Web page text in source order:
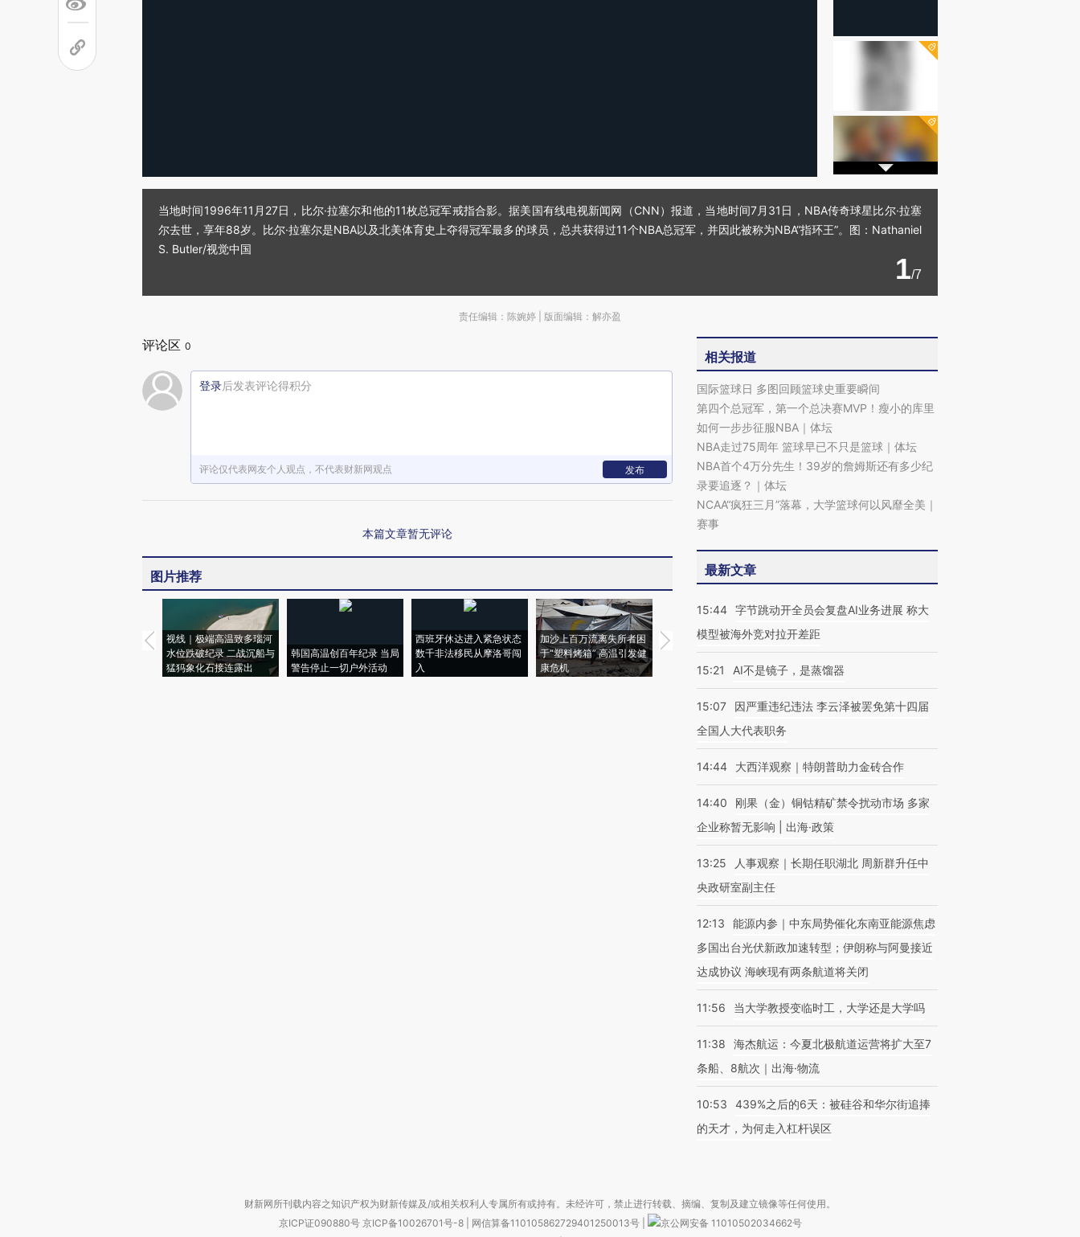
当地时间1996年11月27日，比尔·拉塞尔和他的11枚总冠军戒指合影。据美国有线电视新闻网（CNN）报道，当地时间7月31日，NBA传奇球星比尔·拉塞
尔去世，享年88岁。比尔·拉塞尔是NBA以及北美体育史上夺得冠军最多的球员，总共获得过11个NBA总冠军，并因此被称为NBA“指环王”。图：Nathaniel
S. Butler/视觉中国
1/7
责任编辑：陈婉婷 | 版面编辑：解亦盈
评论区 0
登录后发表评论得积分
评论仅代表网友个人观点，不代表财新网观点 发布
本篇文章暂无评论
图片推荐
视线｜极端高温致多瑙河
水位跌破纪录 二战沉船与
猛犸象化石接连露出
韩国高温创百年纪录 当局
警告停止一切户外活动
西班牙休达进入紧急状态
数千非法移民从摩洛哥闯
入
加沙上百万流离失所者困
于“塑料烤箱” 高温引发健
康危机
视线｜HYROX的吸金
术：是什么让中产们甘
心“花钱找虐”？
马航飞行员跨国走私7万
粒摇头丸 尿检体内含3种
毒品
度Z世代 用街头抗争将教
相关报道
国际篮球日 多图回顾篮球史重要瞬间
第四个总冠军，第一个总决赛MVP！瘦小的库里
如何一步步征服NBA｜体坛
NBA走过75周年 篮球早已不只是篮球｜体坛
NBA首个4万分先生！39岁的詹姆斯还有多少纪
录要追逐？｜体坛
NCAA“疯狂三月”落幕，大学篮球何以风靡全美｜
赛事
最新文章
15:44 字节跳动开全员会复盘AI业务进展 称大
模型被海外竞对拉开差距
15:21 AI不是镜子，是蒸馏器
15:07
因严重违纪违法 李云泽被罢免第十四届
全国人大代表职务
14:44 大西洋观察｜特朗普助力金砖合作
14:40
刚果（金）铜钴精矿禁令扰动市场 多家
企业称暂无影响 | 出海·政策
13:25
人事观察｜长期任职湖北 周新群升任中
央政研室副主任
12:13
能源内参｜中东局势催化东南亚能源焦虑
多国出台光伏新政加速转型；伊朗称与阿曼接近
达成协议 海峡现有两条航道将关闭
11:56 当大学教授变临时工，大学还是大学吗
11:38
海杰航运：今夏北极航道运营将扩大至7
条船、8航次｜出海·物流
10:53
439%之后的6天：被硅谷和华尔街追捧
的天才，为何走入杠杆误区
财新网所刊载内容之知识产权为财新传媒及/或相关权利人专属所有或持有。未经许可，禁止进行转载、摘编、复制及建立镜像等任何使用。
京ICP证090880号 京ICP备10026701号-8 网信算备110105862729401250013号
京公网安备 11010502034662号